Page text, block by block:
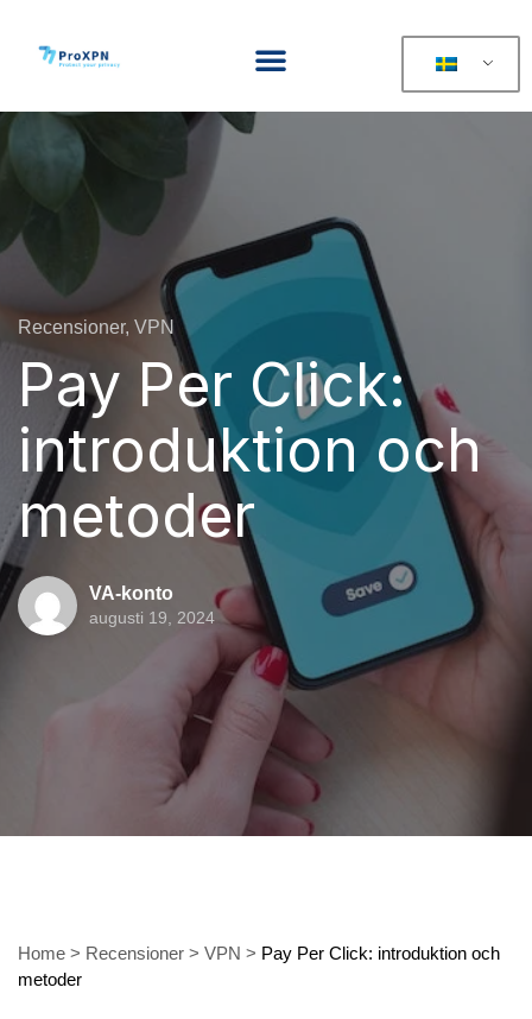
Recensioner, VPN
Pay Per Click:
introduktion och
metoder
VA-konto
augusti 19, 2024
Home > Recensioner > VPN > Pay Per Click: introduktion och
metoder